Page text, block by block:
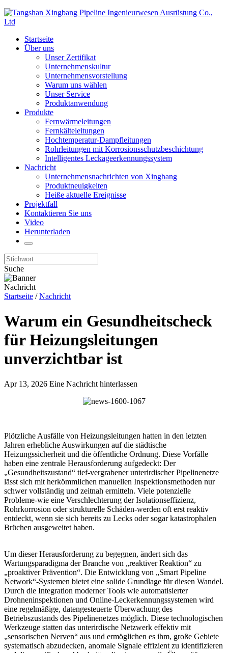
Startseite
Über uns
Unser Zertifikat
Unternehmenskultur
Unternehmensvorstellung
Warum uns wählen
Unser Service
Produktanwendung
Produkte
Fernwärmeleitungen
Fernkälteleitungen
Hochtemperatur-Dampfleitungen
Rohrleitungen mit Korrosionsschutzbeschichtung
Intelligentes Leckageerkennungssystem
Nachricht
Unternehmensnachrichten von Xingbang
Produktneuigkeiten
Heiße aktuelle Ereignisse
Projektfall
Kontaktieren Sie uns
Video
Herunterladen
Suche
Nachricht
Startseite /Nachricht
Warum ein Gesundheitscheck
für Heizungsleitungen
unverzichtbar ist
Apr 13, 2026 Eine Nachricht hinterlassen
Plötzliche Ausfälle von Heizungsleitungen hatten in den letzten
Jahren erhebliche Auswirkungen auf die städtische
Heizungssicherheit und die öffentliche Ordnung. Diese Vorfälle
haben eine zentrale Herausforderung aufgedeckt: Der
„Gesundheitszustand“ tief-vergrabener unterirdischer Pipelinenetze
lässt sich mit herkömmlichen manuellen Inspektionsmethoden nur
schwer vollständig und zeitnah ermitteln. Viele potenzielle
Probleme-wie eine Verschlechterung der Isolationseffizienz,
Rohrkorrosion oder strukturelle Schäden-werden oft erst reaktiv
entdeckt, wenn sie sich bereits zu Lecks oder sogar katastrophalen
Brüchen ausgeweitet haben.
Um dieser Herausforderung zu begegnen, ändert sich das
Wartungsparadigma der Branche von „reaktiver Reaktion“ zu
„proaktiver Prävention“. Die Entwicklung von „Smart Pipeline
Network“-Systemen bietet eine solide Grundlage für diesen Wandel.
Durch die Integration moderner Tools wie automatisierter
Drohneninspektionen und Online-Leckerkennungssystemen wird
eine regelmäßige, datengesteuerte Überwachung des
Betriebszustands des Pipelinenetzes möglich. Diese technologischen
Werkzeuge statten das unterirdische Netzwerk effektiv mit
„sensorischen Nerven“ aus und ermöglichen es ihm, große Gebiete
systematisch abzudecken, anomale Signale effizient zu identifizieren